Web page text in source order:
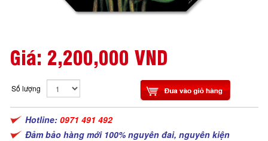
Giá: 2,200,000 VND
Số lượng
Hotline: 0971 491 492
Đảm bảo hàng mới 100% nguyên đai, nguyên kiện